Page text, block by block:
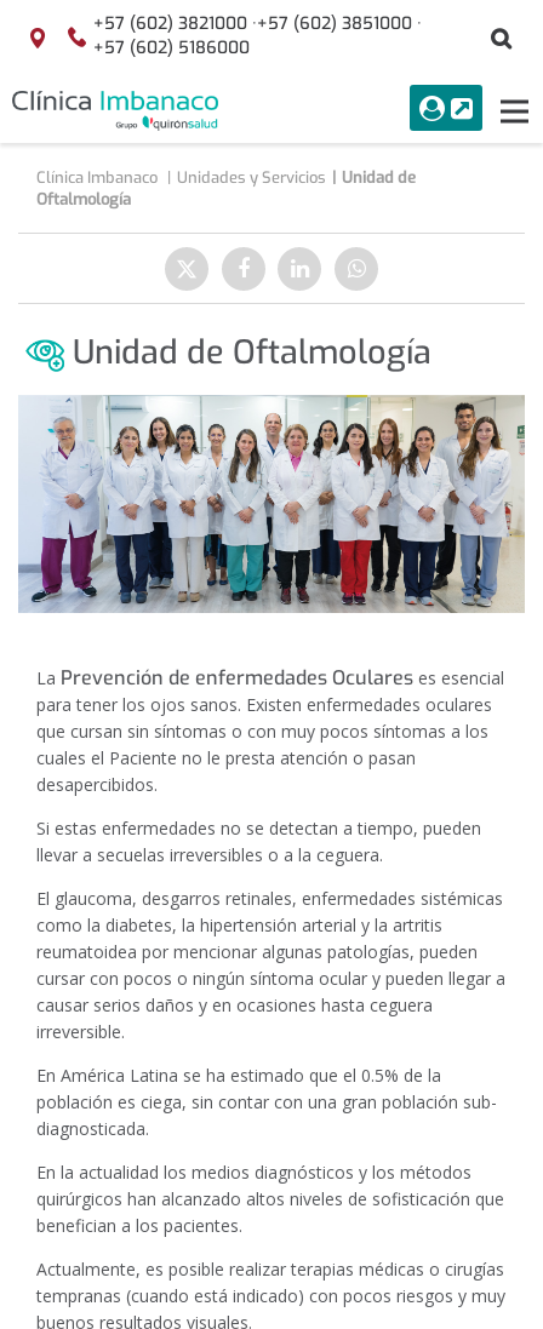
Saltar al contenido
Localización
+57 (602) 3821000 ·+57 (602) 3851000 ·
+57 (602) 5186000
menuAcceso
Buscar
Clínica Imbanaco Unidades y Servicios
Unidad de
Oftalmología
Unidad de Oftalmología
Enviar
a
Compartir
en
Compartir
en
Compartir
en
La Prevención de enfermedades Oculares es esencial
para tener los ojos sanos. Existen enfermedades oculares
que cursan sin síntomas o con muy pocos síntomas a los
cuales el Paciente no le presta atención o pasan
desapercibidos.
Si estas enfermedades no se detectan a tiempo, pueden
llevar a secuelas irreversibles o a la ceguera.
El glaucoma, desgarros retinales, enfermedades sistémicas
como la diabetes, la hipertensión arterial y la artritis
reumatoidea por mencionar algunas patologías, pueden
cursar con pocos o ningún síntoma ocular y pueden llegar a
causar serios daños y en ocasiones hasta ceguera
irreversible.
En América Latina se ha estimado que el 0.5% de la
población es ciega, sin contar con una gran población sub-
diagnosticada.
En la actualidad los medios diagnósticos y los métodos
quirúrgicos han alcanzado altos niveles de sofisticación que
benefician a los pacientes.
Actualmente, es posible realizar terapias médicas o cirugías
tempranas (cuando está indicado) con pocos riesgos y muy
buenos resultados visuales.